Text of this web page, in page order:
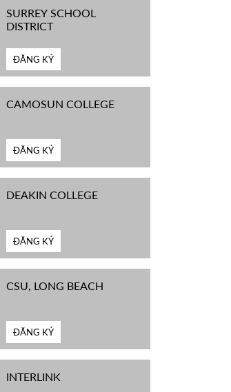
SURREY SCHOOL
DISTRICT
ĐĂNG KÝ
CAMOSUN COLLEGE
ĐĂNG KÝ
DEAKIN COLLEGE
ĐĂNG KÝ
CSU, LONG BEACH
ĐĂNG KÝ
INTERLINK